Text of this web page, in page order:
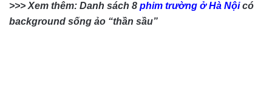
>>> Xem thêm: Danh sách 8 phim trường ở Hà Nộicó
background sống ảo “thần sầu”